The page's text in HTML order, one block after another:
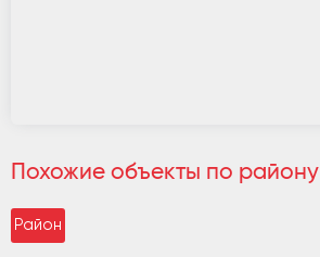
Похожие объекты по району
Район